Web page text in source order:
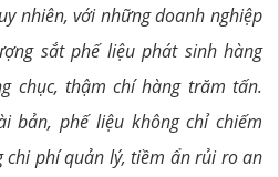
nhiên, với những doanh nghiệp
sắt phế liệu phát sinh hàng
chục, thậm chí hàng trăm tấn.
bản, phế liệu không chỉ chiếm
phí quản lý, tiềm ẩn rủi ro an